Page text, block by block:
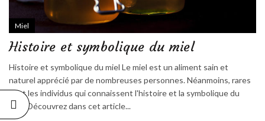
Miel
Histoire et symbolique du miel
Histoire et symbolique du miel Le miel est un aliment sain et
naturel apprécié par de nombreuses personnes. Néanmoins, rares
sont les individus qui connaissent l'histoire et la symbolique du
miel. Découvrez dans cet article...